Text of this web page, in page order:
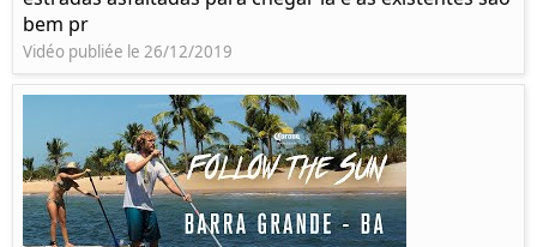
bem pr
Vidéo publiée le 26/12/2019